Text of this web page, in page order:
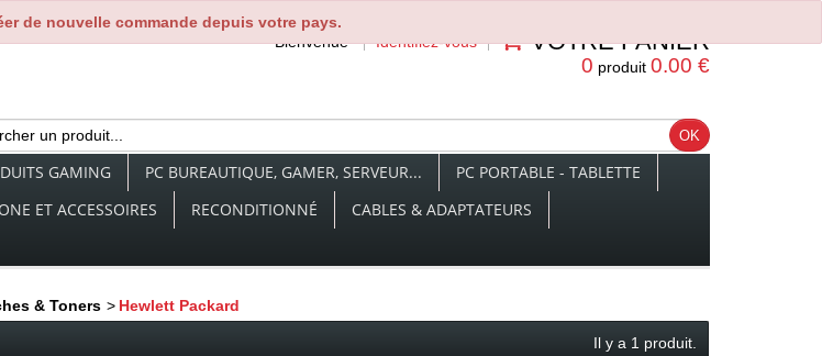
de nouvelle commande depuis votre pays.
Bienvenue
Identifiez-vous VOTRE PANIER
0 produit 0.00 €
GAMING PC BUREAUTIQUE, GAMER, SERVEUR...
PC PORTABLE - TABLETTE
ET ACCESSOIRES RECONDITIONNÉ
CABLES & ADAPTATEURS
& Toners > Hewlett Packard
Il y a 1 produit.